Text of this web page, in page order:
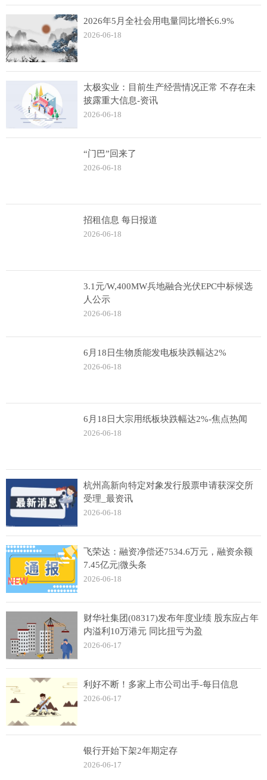
2026年5月全社会用电量同比增长6.9%
2026-06-18
太极实业：目前生产经营情况正常 不存在未
披露重大信息-资讯
2026-06-18
“门巴”回来了
2026-06-18
招租信息 每日报道
2026-06-18
3.1元/W,400MW兵地融合光伏EPC中标候选
人公示
2026-06-18
6月18日生物质能发电板块跌幅达2%
2026-06-18
6月18日大宗用纸板块跌幅达2%-焦点热闻
2026-06-18
杭州高新向特定对象发行股票申请获深交所
受理_最资讯
2026-06-18
飞荣达：融资净偿还7534.6万元，融资余额
7.45亿元|微头条
2026-06-18
财华社集团(08317)发布年度业绩 股东应占年
内溢利10万港元 同比扭亏为盈
2026-06-17
利好不断！多家上市公司出手-每日信息
2026-06-17
银行开始下架2年期定存
2026-06-17